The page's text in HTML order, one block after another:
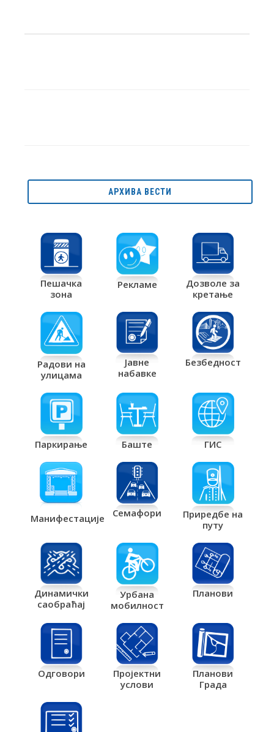
АРХИВА ВЕСТИ
Пешачка
зона
Рекламе
Дозволе за
кретање
Радови на
улицама
Јавне
набавке
Безбедност
Паркирање Баште ГИС
Манифестације Семафори
Приредбе на
путу
Динамички
саобраћај
Урбана
мобилност
Планови
Одговори
Пројектни
услови
Планови
Града